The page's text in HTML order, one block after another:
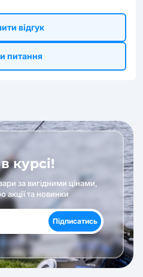
відгук
питання
курсі!
за вигідними цінами,
акції та новинки
Підписатись